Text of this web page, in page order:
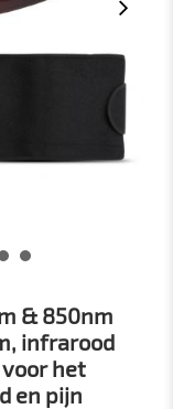
& 850nm
infrarood
het
en pijn